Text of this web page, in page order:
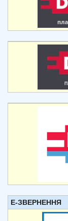
Е-ЗВЕРНЕННЯ